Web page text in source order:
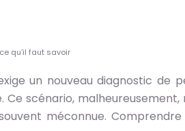
qu’il faut savoir
un nouveau diagnostic
scénario,
méconnue.